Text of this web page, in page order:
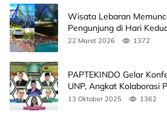
Wisata Lebaran
Pengunjung di Hari
22 Maret 2026 1372
PAPTEKINDO Gelar
UNP, Angkat Kolaborasi
Agendanya
13 Oktober 2025 1362